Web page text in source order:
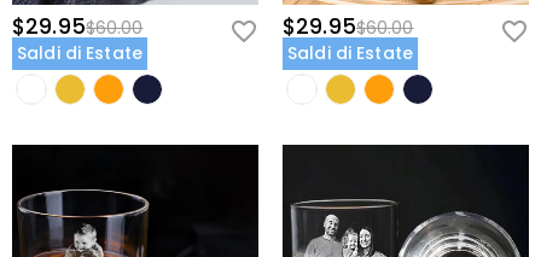
$29.95$60.00
Saldi di Estate
$29.95$60.00
Saldi di Estate